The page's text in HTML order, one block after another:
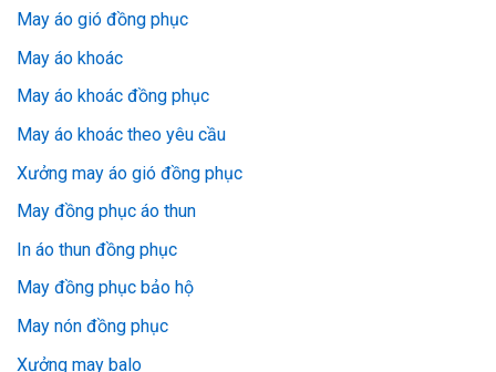
May áo gió đồng phục
May áo khoác
May áo khoác đồng phục
May áo khoác theo yêu cầu
Xưởng may áo gió đồng phục
May đồng phục áo thun
In áo thun đồng phục
May đồng phục bảo hộ
May nón đồng phục
Xưởng may balo